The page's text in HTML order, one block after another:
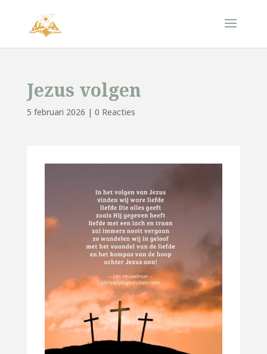
Jezus volgen
5 februari 2026 | 0 Reacties